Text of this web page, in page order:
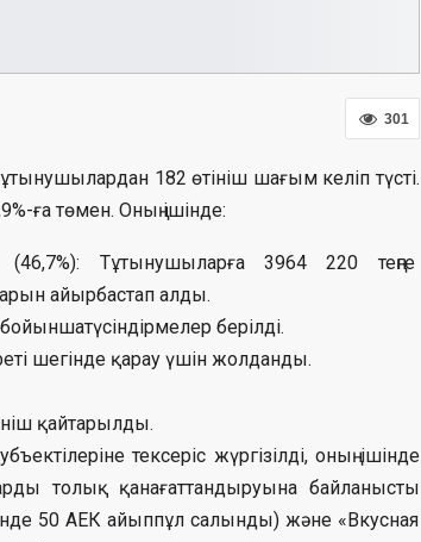
301
182 өтініш шағым келіп түсті.
ға төмен. Оның ішінде:
Тұтынушыларға 3964 220 теңге
айырбастап алды.
берілді.
шегінде қарау үшін жолданды.
қайтарылды.
тексеріс жүргізілді, оның ішінде
толық қанағаттандыруына байланысты
50 АЕК айыппұл салынды) және «Вкусная